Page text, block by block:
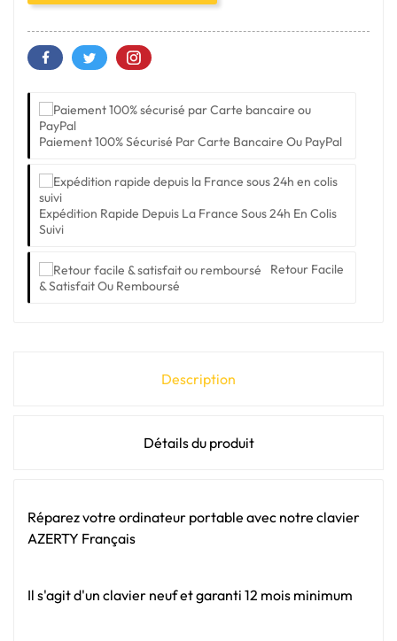
Paiement 100% Sécurisé Par Carte Bancaire Ou PayPal
Expédition Rapide Depuis La France Sous 24h En Colis
Suivi
Retour Facile
& Satisfait Ou Remboursé
Description
Détails du produit
Réparez votre ordinateur portable avec notre clavier
AZERTY Français
Il s'agit d'un clavier neuf et garanti 12 mois minimum